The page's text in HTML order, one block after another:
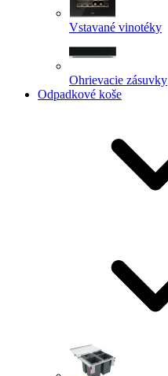
Vstavané vinotéky
Ohrievacie zásuvky
Odpadkové koše